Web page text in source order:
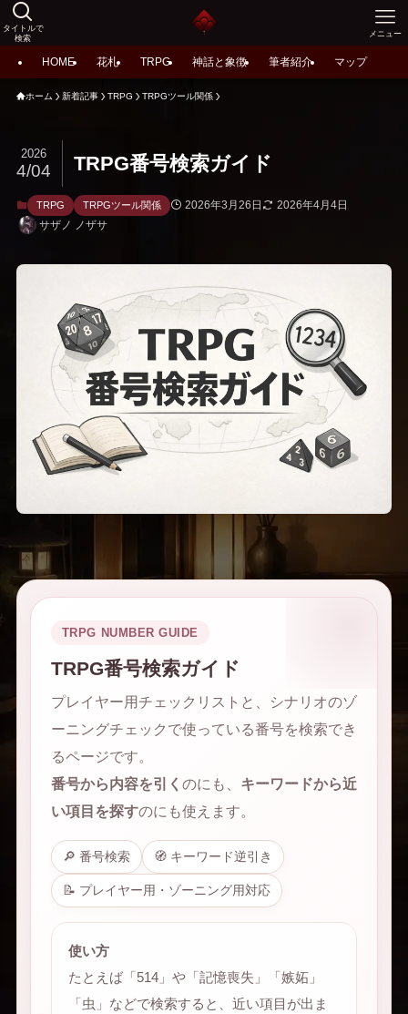
タイトルで
検索
メニュー
HOME 花札 TRPG 神話と象徴 筆者紹介 マップ
ホーム 新着記事 TRPG TRPGツール関係
TRPG番号検索ガイド
2026
4/04
TRPG TRPGツール関係 2026年3月26日
2026年4月4日
サザノ ノザサ
TRPG NUMBER GUIDE
TRPG番号検索ガイド
プレイヤー用チェックリストと、シナリオのゾ
ーニングチェックで使っている番号を検索でき
るページです。
番号から内容を引く のにも、 キーワードから近
い項目を探すのにも使えます。
🔎 番号検索 🧭 キーワード逆引き
📝 プレイヤー用・ゾーニング用対応
使い方
たとえば「514」や「記憶喪失」「嫉妬」
「虫」などで検索すると、近い項目が出ま